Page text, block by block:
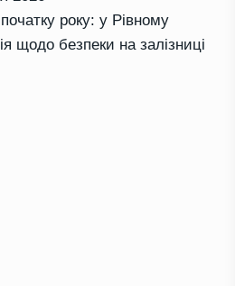
року: у Рівному
щодо безпеки на залізниці